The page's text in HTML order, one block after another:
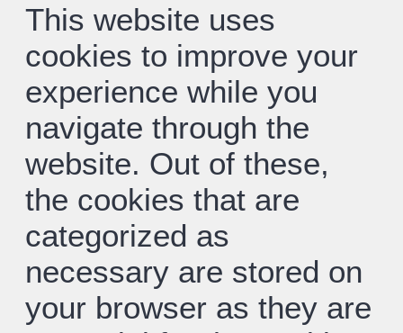
This website uses
cookies to improve your
experience while you
navigate through the
website. Out of these,
the cookies that are
categorized as
necessary are stored on
your browser as they are